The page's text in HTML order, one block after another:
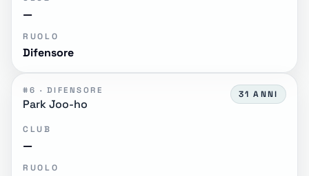
—
RUOLO
Difensore
#6 · DIFENSORE
Park Joo-ho
31 ANNI
CLUB
—
RUOLO